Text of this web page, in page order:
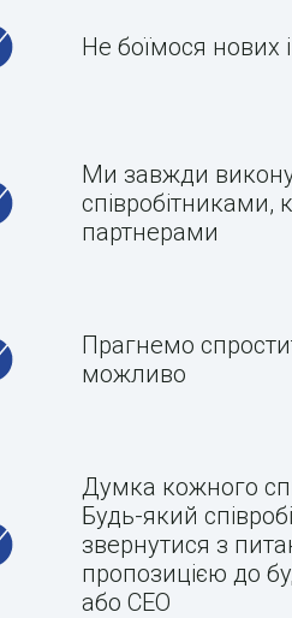
Не боїмося нових
Ми завжди
співробітниками,
партнерами
Прагнемо
можливо
Думка кожного
Будь-який
звернутися з
пропозицією до
або СЕО